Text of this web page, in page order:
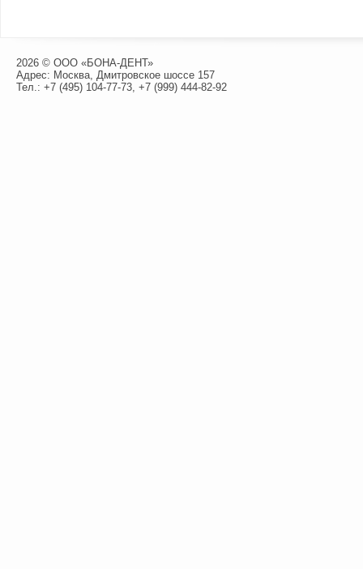
2026 © ООО «БОНА-ДЕНТ»
Адрес: Москва, Дмитровское шоссе 157
Тел.: +7 (495) 104-77-73 +7 (999) 444-82-92